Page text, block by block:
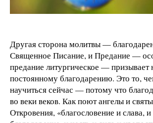
Другая сторона молитвы —
Священное Писание, и Предание —
предание литургическое — призывает
постоянному благодарению. Это то,
научиться сейчас — потому что
во веки веков. Как поют ангелы и
Откровения, «благословение и слава,